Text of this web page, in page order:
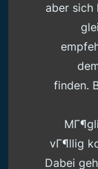
aber sich
finden.
vГ¶llig
Dabei